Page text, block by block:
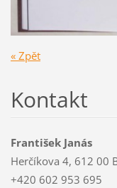
« Zpět
Kontakt
František Janás
Herčíkova 4, 612 00
+420 602 953 695